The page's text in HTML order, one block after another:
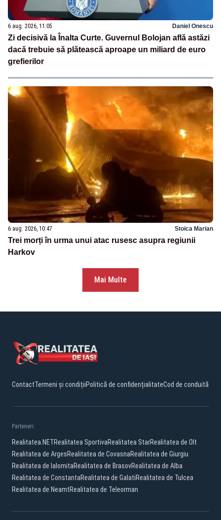
6 aug. 2026, 11:05 Daniel Onescu
Zi decisivă la Înalta Curte. Guvernul Bolojan află astăzi
dacă trebuie să plătească aproape un miliard de euro
grefierilor
6 aug. 2026, 10:47 Stoica Marian
Trei morți în urma unui atac rusesc asupra regiunii
Harkov
Mai Multe
ContactTermeni și condițiiPolitică de confidențialitateCod de conduită
Parteneri:
Realitatea.NETRealitatea SportivaRealitatea StarRealitatea de Olt
Realitatea de ArgesRealitatea de CovasnaRealitatea de Giurgiu
Realitatea de IalomitaRealitatea de BrasovRealitatea de Alba
Realitatea de ConstantaRealitatea de GalatiRealitatea de Tulcea
Realitatea de NeamtRealitatea de Teleorman